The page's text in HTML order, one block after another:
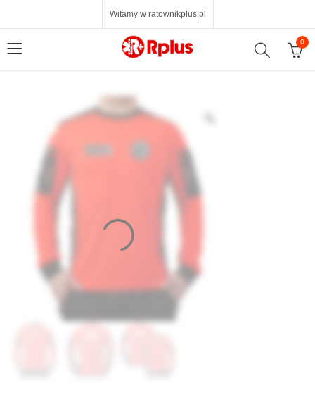
Witamy w ratownikplus.pl
0